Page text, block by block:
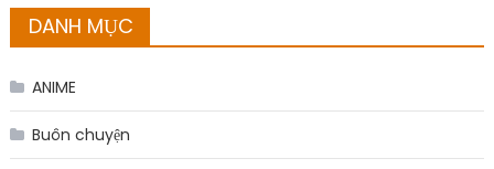
DANH MỤC
ANIME
Buôn chuyện